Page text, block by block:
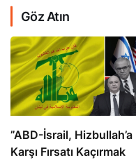
Göz Atın
​​​​​​​”ABD-İsrail, Hizbullah’a
Karşı Fırsatı Kaçırmak